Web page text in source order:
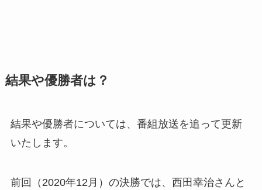
結果や優勝者は？
結果や優勝者については、番組放送を追って更新
いたします。
前回（2020年12月）の決勝では、西田幸治さんと